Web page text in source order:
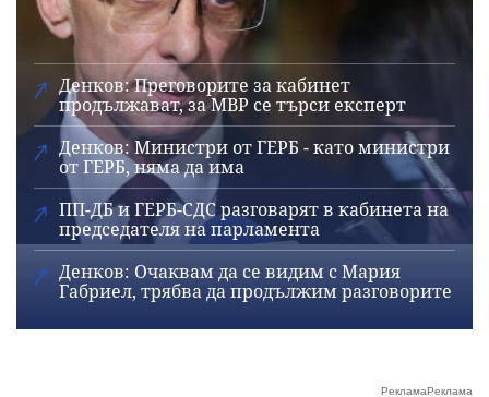
Денков: Преговорите за кабинет
продължават, за МВР се търси експерт
Денков: Министри от ГЕРБ - като министри
от ГЕРБ, няма да има
ПП-ДБ и ГЕРБ-СДС разговарят в кабинета на
председателя на парламента
Денков: Очаквам да се видим с Мария
Габриел, трябва да продължим разговорите